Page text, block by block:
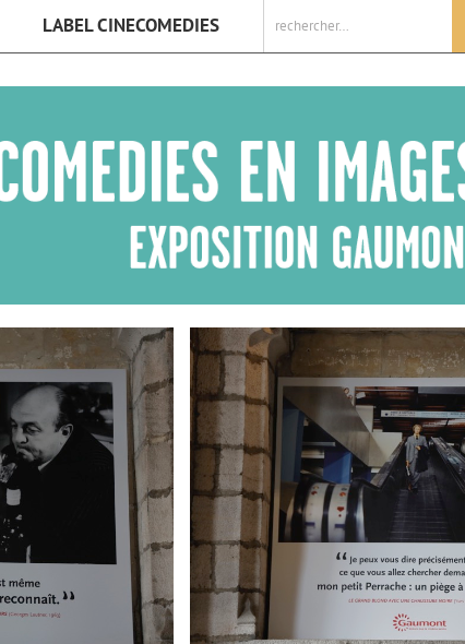
LABEL CINECOMEDIES